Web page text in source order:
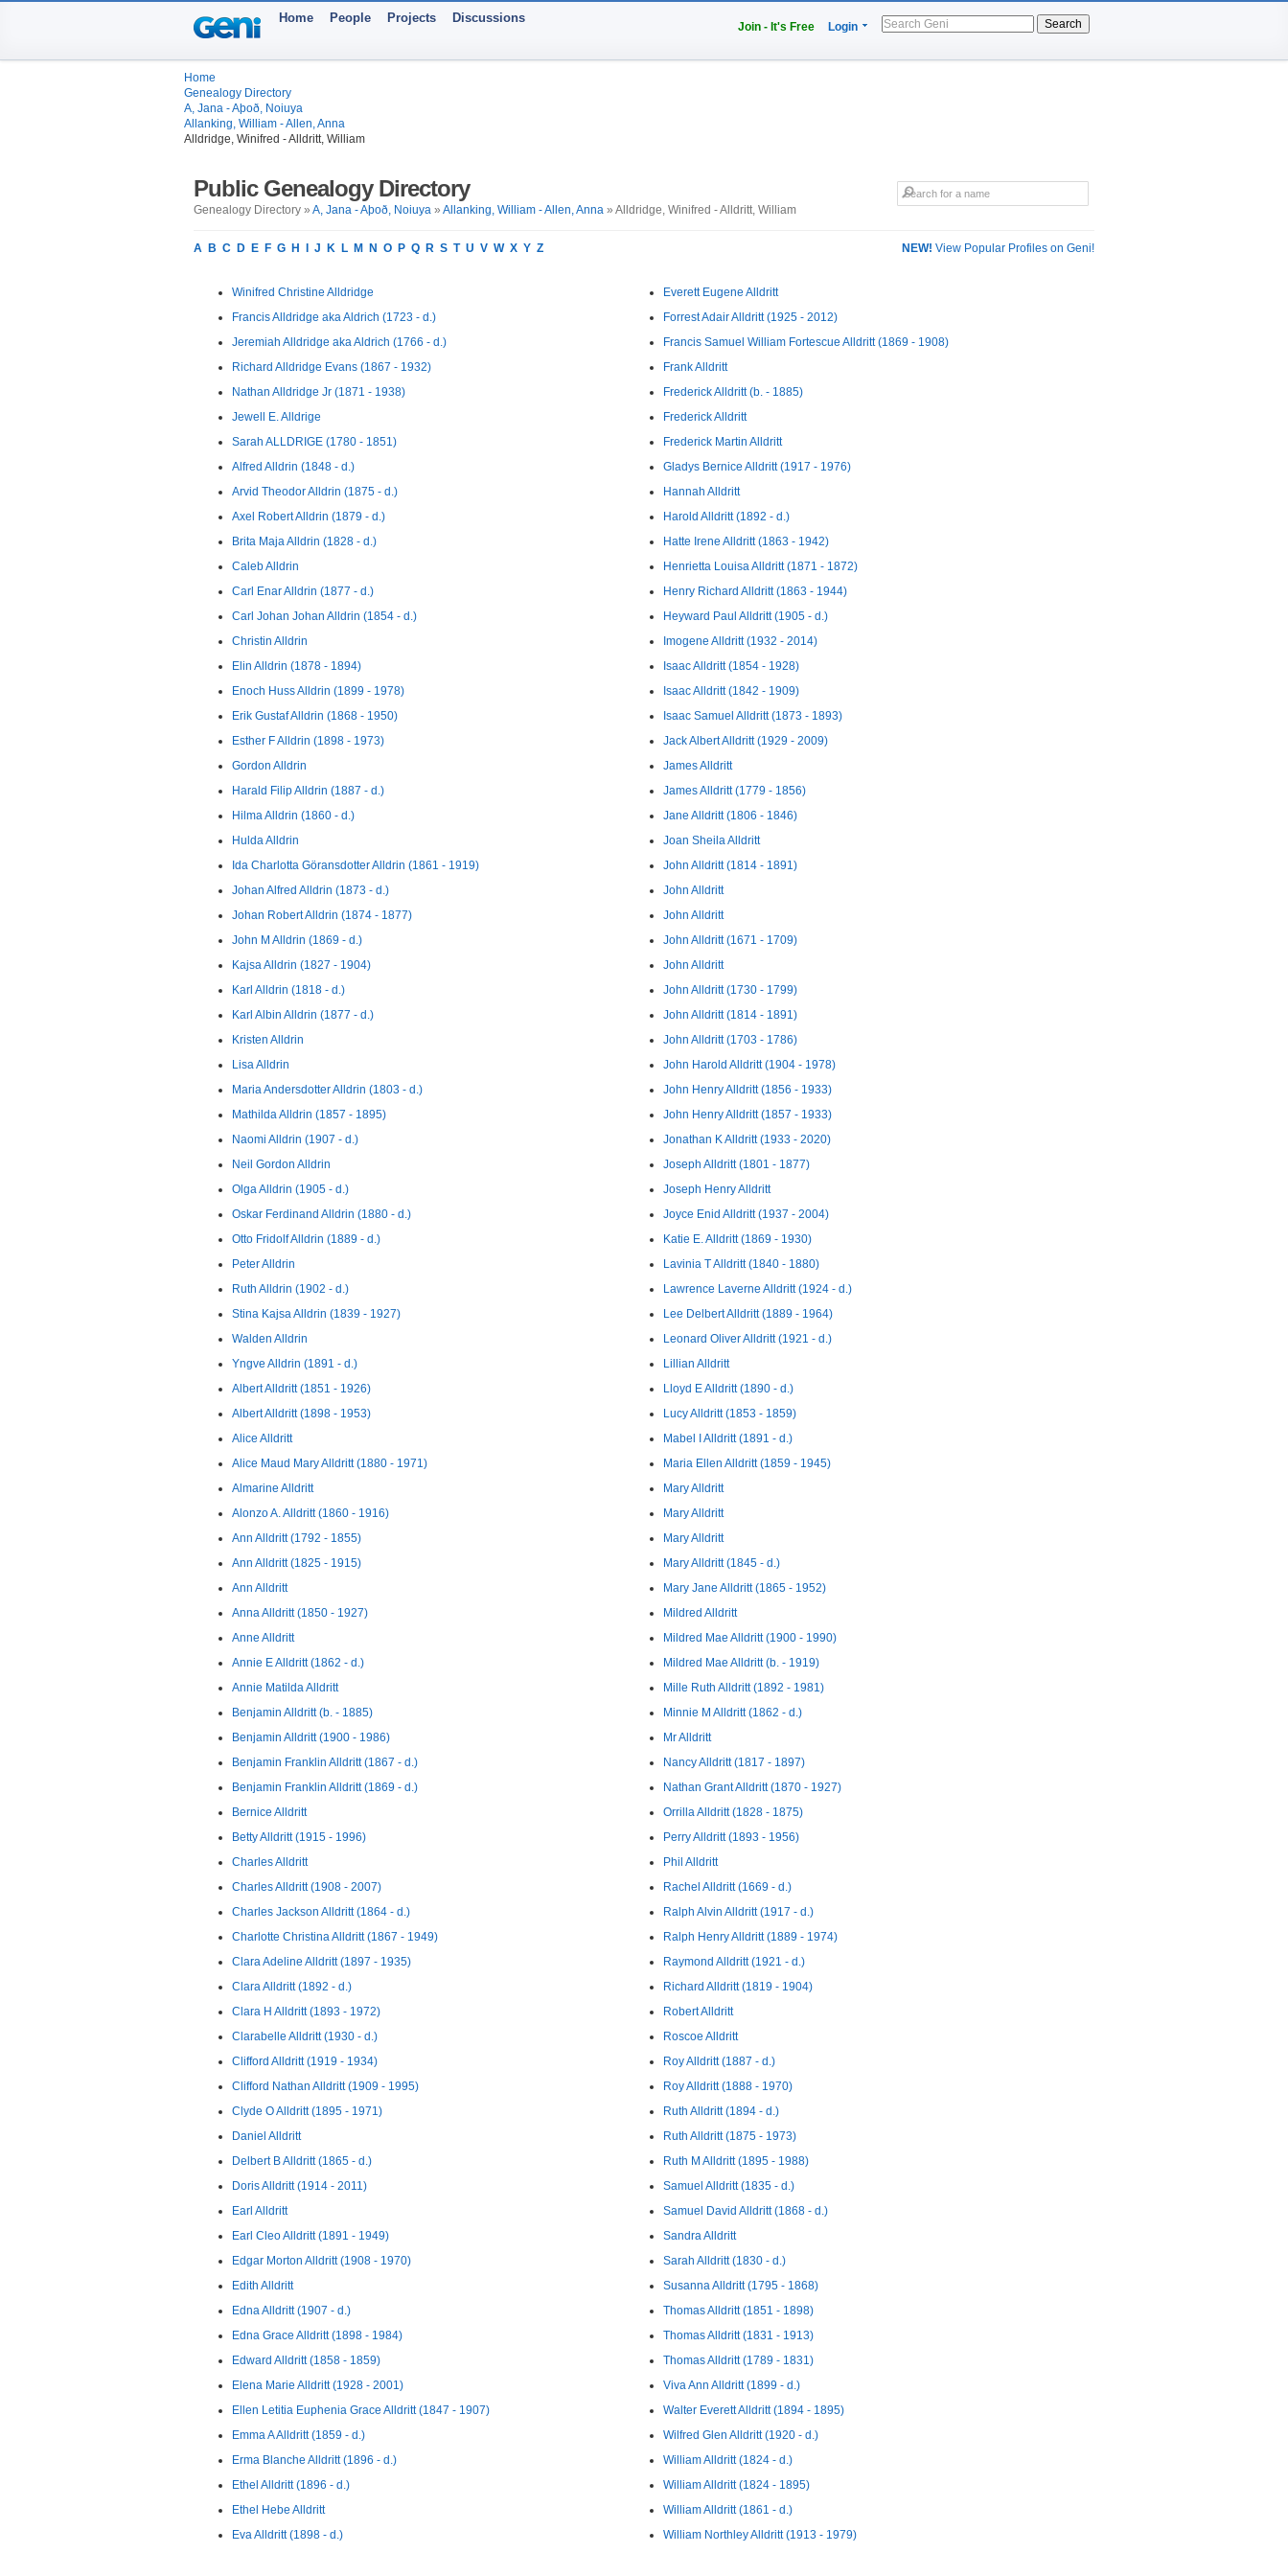
Join - It's Free Login Search
Home People Projects Discussions
Home
Genealogy Directory
A, Jana - Aþoð, Noiuya
Allanking, William - Allen, Anna
Alldridge, Winifred - Alldritt, William
Public Genealogy Directory
Genealogy Directory » A, Jana - Aþoð, Noiuya » Allanking, William - Allen, Anna » Alldridge, Winifred - Alldritt, William
NEW! View Popular Profiles on Geni!
A B C D E F G H J K L M N O P Q R S T U V W X Y Z
Winifred Christine Alldridge
Francis Alldridge aka Aldrich (1723 - d.)
Jeremiah Alldridge aka Aldrich (1766 - d.)
Richard Alldridge Evans (1867 - 1932)
Nathan Alldridge Jr (1871 - 1938)
Jewell E. Alldrige
Sarah ALLDRIGE (1780 - 1851)
Alfred Alldrin (1848 - d.)
Arvid Theodor Alldrin (1875 - d.)
Axel Robert Alldrin (1879 - d.)
Brita Maja Alldrin (1828 - d.)
Caleb Alldrin
Carl Enar Alldrin (1877 - d.)
Carl Johan Johan Alldrin (1854 - d.)
Christin Alldrin
Elin Alldrin (1878 - 1894)
Enoch Huss Alldrin (1899 - 1978)
Erik Gustaf Alldrin (1868 - 1950)
Esther F Alldrin (1898 - 1973)
Gordon Alldrin
Harald Filip Alldrin (1887 - d.)
Hilma Alldrin (1860 - d.)
Hulda Alldrin
Ida Charlotta Göransdotter Alldrin (1861 - 1919)
Johan Alfred Alldrin (1873 - d.)
Johan Robert Alldrin (1874 - 1877)
John M Alldrin (1869 - d.)
Kajsa Alldrin (1827 - 1904)
Karl Alldrin (1818 - d.)
Karl Albin Alldrin (1877 - d.)
Kristen Alldrin
Lisa Alldrin
Maria Andersdotter Alldrin (1803 - d.)
Mathilda Alldrin (1857 - 1895)
Naomi Alldrin (1907 - d.)
Neil Gordon Alldrin
Olga Alldrin (1905 - d.)
Oskar Ferdinand Alldrin (1880 - d.)
Otto Fridolf Alldrin (1889 - d.)
Peter Alldrin
Ruth Alldrin (1902 - d.)
Stina Kajsa Alldrin (1839 - 1927)
Walden Alldrin
Yngve Alldrin (1891 - d.)
Albert Alldritt (1851 - 1926)
Albert Alldritt (1898 - 1953)
Alice Alldritt
Alice Maud Mary Alldritt (1880 - 1971)
Almarine Alldritt
Alonzo A. Alldritt (1860 - 1916)
Ann Alldritt (1792 - 1855)
Ann Alldritt (1825 - 1915)
Ann Alldritt
Anna Alldritt (1850 - 1927)
Anne Alldritt
Annie E Alldritt (1862 - d.)
Annie Matilda Alldritt
Benjamin Alldritt (b. - 1885)
Benjamin Alldritt (1900 - 1986)
Benjamin Franklin Alldritt (1867 - d.)
Benjamin Franklin Alldritt (1869 - d.)
Bernice Alldritt
Betty Alldritt (1915 - 1996)
Charles Alldritt
Charles Alldritt (1908 - 2007)
Charles Jackson Alldritt (1864 - d.)
Charlotte Christina Alldritt (1867 - 1949)
Clara Adeline Alldritt (1897 - 1935)
Clara Alldritt (1892 - d.)
Clara H Alldritt (1893 - 1972)
Clarabelle Alldritt (1930 - d.)
Clifford Alldritt (1919 - 1934)
Clifford Nathan Alldritt (1909 - 1995)
Clyde O Alldritt (1895 - 1971)
Daniel Alldritt
Delbert B Alldritt (1865 - d.)
Doris Alldritt (1914 - 2011)
Earl Alldritt
Earl Cleo Alldritt (1891 - 1949)
Edgar Morton Alldritt (1908 - 1970)
Edith Alldritt
Edna Alldritt (1907 - d.)
Edna Grace Alldritt (1898 - 1984)
Edward Alldritt (1858 - 1859)
Elena Marie Alldritt (1928 - 2001)
Ellen Letitia Euphenia Grace Alldritt (1847 - 1907)
Emma A Alldritt (1859 - d.)
Erma Blanche Alldritt (1896 - d.)
Ethel Alldritt (1896 - d.)
Ethel Hebe Alldritt
Eva Alldritt (1898 - d.)
Everett Eugene Alldritt
Forrest Adair Alldritt (1925 - 2012)
Francis Samuel William Fortescue Alldritt (1869 - 1908)
Frank Alldritt
Frederick Alldritt (b. - 1885)
Frederick Alldritt
Frederick Martin Alldritt
Gladys Bernice Alldritt (1917 - 1976)
Hannah Alldritt
Harold Alldritt (1892 - d.)
Hatte Irene Alldritt (1863 - 1942)
Henrietta Louisa Alldritt (1871 - 1872)
Henry Richard Alldritt (1863 - 1944)
Heyward Paul Alldritt (1905 - d.)
Imogene Alldritt (1932 - 2014)
Isaac Alldritt (1854 - 1928)
Isaac Alldritt (1842 - 1909)
Isaac Samuel Alldritt (1873 - 1893)
Jack Albert Alldritt (1929 - 2009)
James Alldritt
James Alldritt (1779 - 1856)
Jane Alldritt (1806 - 1846)
Joan Sheila Alldritt
John Alldritt (1814 - 1891)
John Alldritt
John Alldritt
John Alldritt (1671 - 1709)
John Alldritt
John Alldritt (1730 - 1799)
John Alldritt (1814 - 1891)
John Alldritt (1703 - 1786)
John Harold Alldritt (1904 - 1978)
John Henry Alldritt (1856 - 1933)
John Henry Alldritt (1857 - 1933)
Jonathan K Alldritt (1933 - 2020)
Joseph Alldritt (1801 - 1877)
Joseph Henry Alldritt
Joyce Enid Alldritt (1937 - 2004)
Katie E. Alldritt (1869 - 1930)
Lavinia T Alldritt (1840 - 1880)
Lawrence Laverne Alldritt (1924 - d.)
Lee Delbert Alldritt (1889 - 1964)
Leonard Oliver Alldritt (1921 - d.)
Lillian Alldritt
Lloyd E Alldritt (1890 - d.)
Lucy Alldritt (1853 - 1859)
Mabel I Alldritt (1891 - d.)
Maria Ellen Alldritt (1859 - 1945)
Mary Alldritt
Mary Alldritt
Mary Alldritt
Mary Alldritt (1845 - d.)
Mary Jane Alldritt (1865 - 1952)
Mildred Alldritt
Mildred Mae Alldritt (1900 - 1990)
Mildred Mae Alldritt (b. - 1919)
Mille Ruth Alldritt (1892 - 1981)
Minnie M Alldritt (1862 - d.)
Mr Alldritt
Nancy Alldritt (1817 - 1897)
Nathan Grant Alldritt (1870 - 1927)
Orrilla Alldritt (1828 - 1875)
Perry Alldritt (1893 - 1956)
Phil Alldritt
Rachel Alldritt (1669 - d.)
Ralph Alvin Alldritt (1917 - d.)
Ralph Henry Alldritt (1889 - 1974)
Raymond Alldritt (1921 - d.)
Richard Alldritt (1819 - 1904)
Robert Alldritt
Roscoe Alldritt
Roy Alldritt (1887 - d.)
Roy Alldritt (1888 - 1970)
Ruth Alldritt (1894 - d.)
Ruth Alldritt (1875 - 1973)
Ruth M Alldritt (1895 - 1988)
Samuel Alldritt (1835 - d.)
Samuel David Alldritt (1868 - d.)
Sandra Alldritt
Sarah Alldritt (1830 - d.)
Susanna Alldritt (1795 - 1868)
Thomas Alldritt (1851 - 1898)
Thomas Alldritt (1831 - 1913)
Thomas Alldritt (1789 - 1831)
Viva Ann Alldritt (1899 - d.)
Walter Everett Alldritt (1894 - 1895)
Wilfred Glen Alldritt (1920 - d.)
William Alldritt (1824 - d.)
William Alldritt (1824 - 1895)
William Alldritt (1861 - d.)
William Northley Alldritt (1913 - 1979)